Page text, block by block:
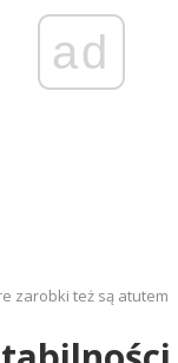
ad
zarobki też są atutem